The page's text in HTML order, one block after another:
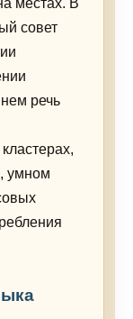
местах. В
совет
речь
умном